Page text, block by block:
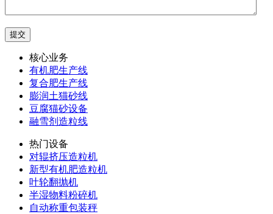
核心业务
有机肥生产线
复合肥生产线
膨润土猫砂线
豆腐猫砂设备
融雪剂造粒线
热门设备
对辊挤压造粒机
新型有机肥造粒机
叶轮翻抛机
半湿物料粉碎机
自动称重包装秤